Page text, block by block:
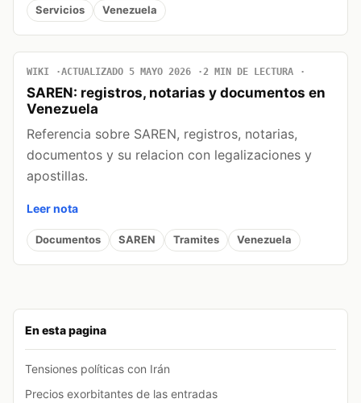
En esta pagina
Tensiones políticas con Irán
Precios exorbitantes de las entradas
Servicios
Venezuela
WIKI ACTUALIZADO 5 MAYO 2026 2 MIN DE LECTURA
SAREN: registros, notarias y documentos en
Venezuela
Referencia sobre SAREN, registros, notarias,
documentos y su relacion con legalizaciones y
apostillas.
Leer nota
Documentos SAREN Tramites Venezuela